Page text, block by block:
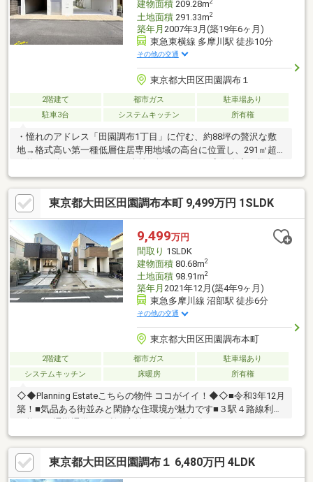
建物面積209.28m2
土地面積291.33m2
築年月 2007年3月(築19年6ヶ月)
東急東横線 多摩川駅 徒歩10分
その他の交通
東京都大田区田園調布１
2階建て 都市ガス
駐車場あり
駐車3台
システムキッチン 所有権
・憧れのアドレス「田園調布1丁目」に佇む、約88坪の贅沢な敷
地→格式高い第一種低層住居専用地域の高台に位置し、291㎡超
手がける「バケラッタ設計」の意匠美→1階・2階それぞれに広が
る開放的なガーデンテラスなど、計算し尽くされたデザイン設計
です。・愛車をいつでも身近に。全室から望める3台分ガレージ
→1階のすべての居室から愛車を眺められる、車愛好家にとって究
極のビルトインガレージ（電動シャッター付）を完備しています
♪・吹き抜けから陽光が降り注ぐ25帖の南向き大空間LDKと、すべ
て15帖以上のゆとりある個室
東京都大田区田園調布本町 9,499万円 1SLDK
9,499万円
間取り 1SLDK
建物面積80.68m2
土地面積98.91m2
築年月 2021年12月(築4年9ヶ月)
東急多摩川線 沼部駅 徒歩6分
その他の交通
東京都大田区田園調布本町
2階建て 都市ガス
駐車場あり
システムキッチン
床暖房 所有権
◇◆Planning Estateこちらの物件 ココがイイ！◆◇■令和3年12月
築！■気品ある街並みと閑静な住環境が魅力です■３駅４路線利用
ロゼットなど豊富な収納スペース■シューズインクロゼット・約
１.３４帖の書斎スペース有■１４.８５帖のゆったり開放感あるＬ
ＤＫ■ＬＤＫに床暖房有・TVモニター付きインターホン有■食器洗
い乾燥機有・１６１６サイズのユニットバス■日当りの良い南西
東京都大田区田園調布１ 6,480万円 4LDK